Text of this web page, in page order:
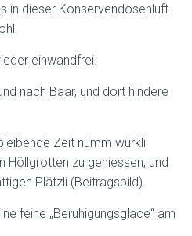
in dieser Konservendosenluft-
einwandfrei.
nach Baar, und dort hindere
Zeit nümm würkli
Höllgrotten zu geniessen, und
Plätzli (Beitragsbild).
feine „Beruhigungsglace“ am